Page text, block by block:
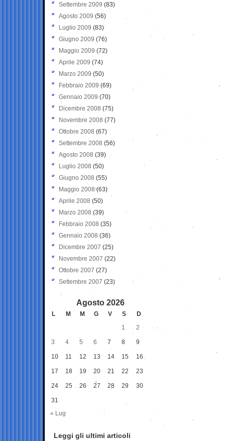
Settembre 2009 (83)
Agosto 2009 (56)
Luglio 2009 (83)
Giugno 2009 (76)
Maggio 2009 (72)
Aprile 2009 (74)
Marzo 2009 (50)
Febbraio 2009 (69)
Gennaio 2009 (70)
Dicembre 2008 (75)
Novembre 2008 (77)
Ottobre 2008 (67)
Settembre 2008 (56)
Agosto 2008 (39)
Luglio 2008 (50)
Giugno 2008 (55)
Maggio 2008(63)
Aprile 2008 (50)
Marzo 2008 (39)
Febbraio 2008 (35)
Gennaio 2008 (36)
Dicembre 2007 (25)
Novembre 2007 (22)
Ottobre 2007 (27)
Settembre 2007 (23)
Agosto 2026
L M M G V S
D
1
2
3 4 5 6 7 8 9
10 11 12 13 14 15 16
17 18 19 20 21 22 23
24 25 26 27 28 29 30
31
« Lug
Leggi gli ultimi articoli